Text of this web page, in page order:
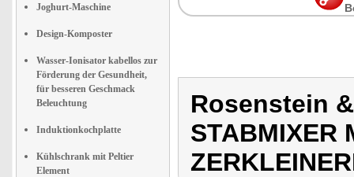
Joghurt-Maschine
Design-Komposter
Wasser-Ionisator kabellos zur
Förderung der Gesundheit,
für besseren Geschmack
Beleuchtung
Induktionkochplatte
Kühlschrank mit Peltier
Element
Rosenstein
STABMIXER